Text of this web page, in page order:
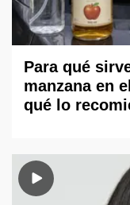
Para qué
manzana en
qué lo